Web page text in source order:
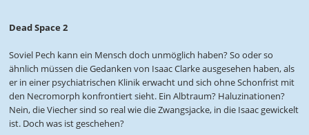
Dead Space 2
Soviel Pech kann ein Mensch doch unmöglich haben? So oder so
ähnlich müssen die Gedanken von Isaac Clarke ausgesehen haben, als
er in einer psychiatrischen Klinik erwacht und sich ohne Schonfrist mit
den Necromorph konfrontiert sieht. Ein Albtraum? Haluzinationen?
Nein, die Viecher sind so real wie die Zwangsjacke, in die Isaac gewickelt
ist. Doch was ist geschehen?